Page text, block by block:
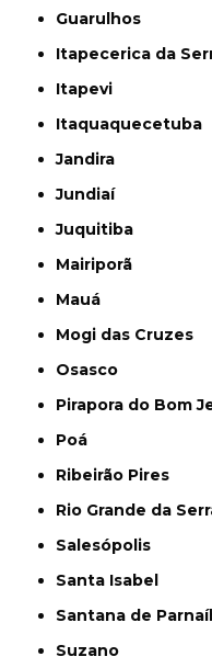
Guarulhos
Itapecerica da
Itapevi
Itaquaquecetuba
Jandira
Jundiaí
Juquitiba
Mairiporã
Mauá
Mogi das Cruzes
Osasco
Pirapora do Bom
Poá
Ribeirão Pires
Rio Grande da
Salesópolis
Santa Isabel
Santana de
Suzano